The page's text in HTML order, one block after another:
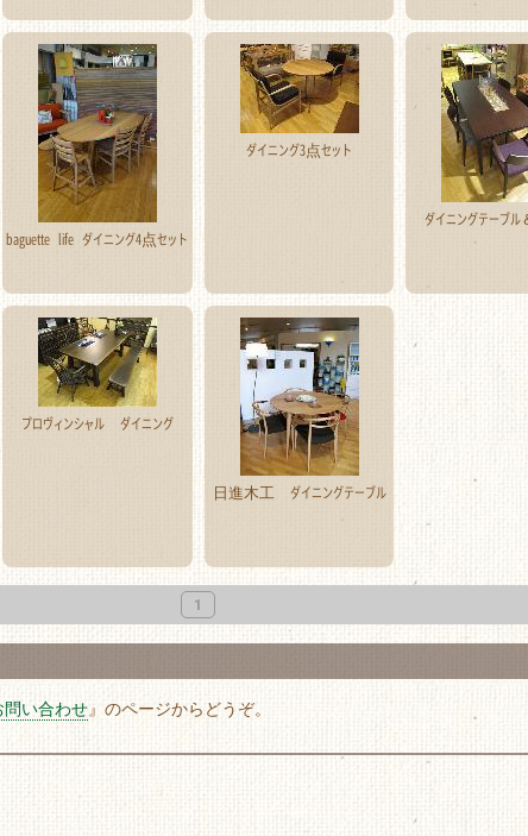
baguette life ダイニング4点セット
ダイニング3点セット
ダイニングテーブル
プロヴィンシャル ダイニング
日進木工 ダイニングテーブル
1
問い合わせ』のページからどうぞ。